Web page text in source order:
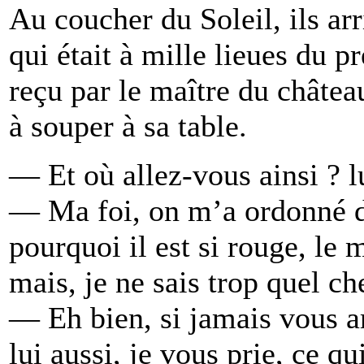
Au coucher du Soleil, ils
qui était à mille lieues du
reçu par le maître du
à souper à sa table.
— Et où allez-vous ainsi ?
— Ma foi, on m’a ordonné
pourquoi il est si rouge, le
mais, je ne sais trop quel
— Eh bien, si jamais vous
lui aussi, je vous prie, ce